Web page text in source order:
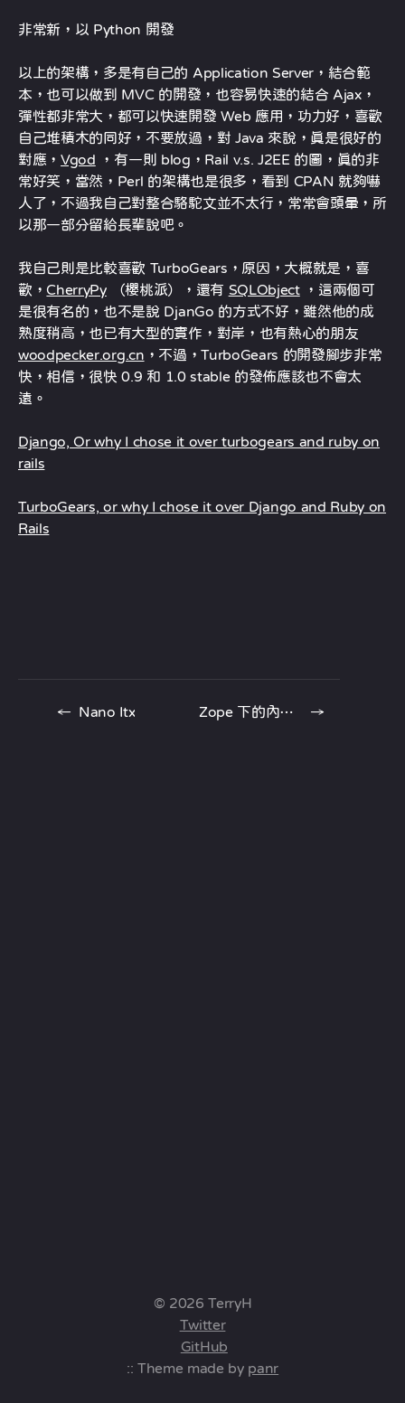
非常新，以 Python 開發
以上的架構，多是有自己的 Application Server，結合範
本，也可以做到 MVC 的開發，也容易快速的結合 Ajax，
彈性都非常大，都可以快速開發 Web 應用，功力好，喜歡
自己堆積木的同好，不要放過，對 Java 來說，真是很好的
對應，Vgod ，有一則 blog，Rail v.s. J2EE 的圖，真的非
常好笑，當然，Perl 的架構也是很多，看到 CPAN 就夠嚇
人了，不過我自己對整合駱駝文並不太行，常常會頭暈，所
以那一部分留給長輩說吧。
我自己則是比較喜歡 TurboGears，原因，大概就是，喜
歡，CherryPy（櫻桃派），還有 SQLObject，這兩個可
是很有名的，也不是說 DjanGo 的方式不好，雖然他的成
熟度稍高，也已有大型的實作，對岸，也有熱心的朋友
woodpecker.org.cn ，不過，TurboGears 的開發腳步非常
快，相信，很快 0.9 和 1.0 stable 的發佈應該也不會太
遠。
Django, Or why I chose it over turbogears and ruby on
rails
TurboGears, or why I chose it over Django and Ruby on
Rails
← Nano Itx Zope 下的內容管理系統 →
© 2026 TerryH
Twitter
GitHub
:: Theme made by panr